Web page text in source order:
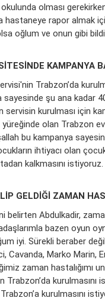
olması
hastaneye rapor almak
oğlum ve onun gibi
KAMPANYA
Trabzon’da
sayesinde şu ana kadar
servisin kurulması için
olan Trabzon
bu kampanya
ihtiyacı olan
kalkmasını
GELDİĞİ ZAMAN
belirten Abdulkadir,
bazen oyun
iyi. Sürekli beraber
Cavanda, Marko Marin,
zaman hastalığımı
kurulmasını
kurulmasını